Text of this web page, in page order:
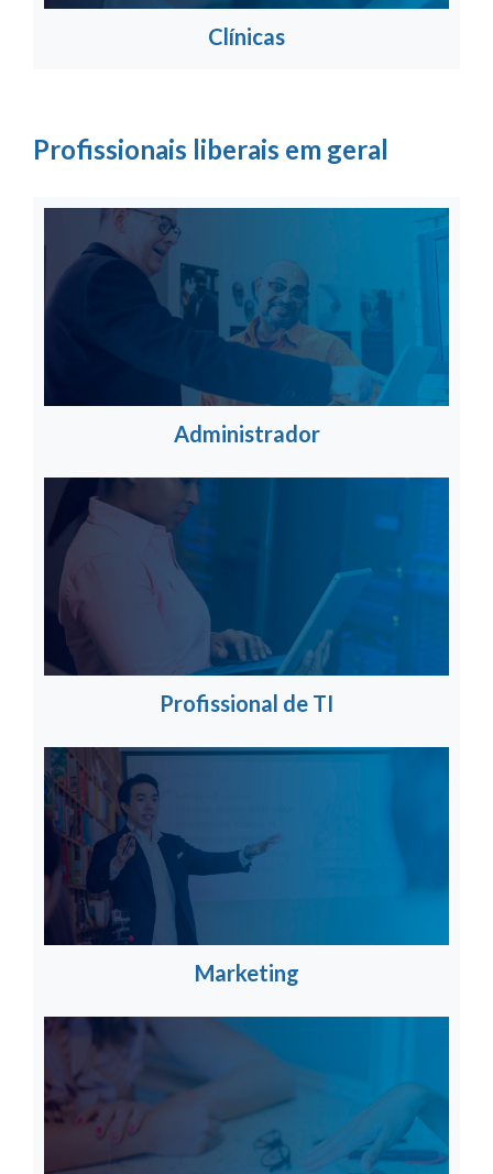
Clínicas
Profissionais liberais em geral
Administrador
Profissional de TI
Marketing